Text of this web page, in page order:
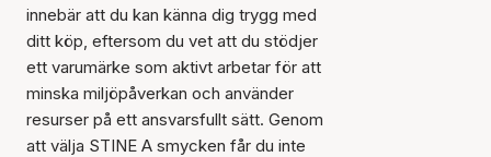
innebär att du kan känna dig trygg med
ditt köp, eftersom du vet att du stödjer
ett varumärke som aktivt arbetar för att
minska miljöpåverkan och använder
resurser på ett ansvarsfullt sätt. Genom
att välja STINE A smycken får du inte